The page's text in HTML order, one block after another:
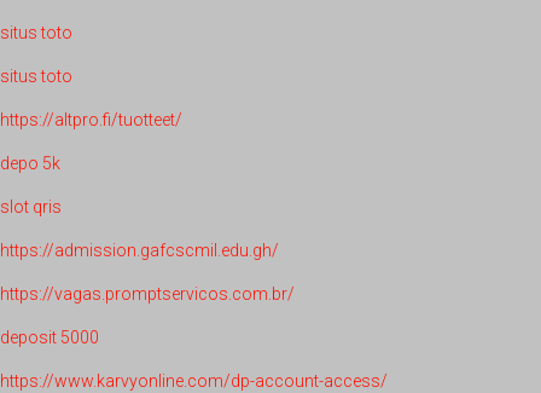
situs toto
situs toto
https://altpro.fi/tuotteet/
depo 5k
slot qris
https://admission.gafcscmil.edu.gh/
https://vagas.promptservicos.com.br/
deposit 5000
https://www.karvyonline.com/dp-account-access/